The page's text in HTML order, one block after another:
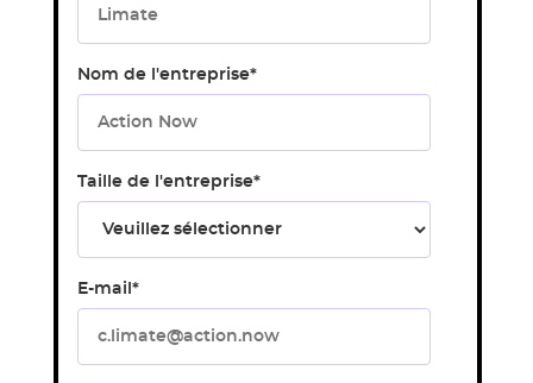
Nom de l'entreprise*
Taille de l'entreprise*
E-mail *